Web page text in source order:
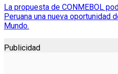
La propuesta de CONMEBOL
Peruana una nueva oportunidad
Mundo.
Publicidad